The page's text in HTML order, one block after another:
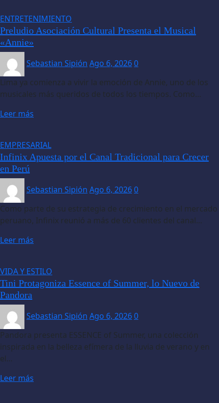
ENTRETENIMIENTO
Preludio Asociación Cultural Presenta el Musical
«Annie»
Sebastian Sipión Ago 6, 20260
Lima ya comienza a vivir la emoción de Annie, uno de los
musicales más queridos de todos los tiempos. Como…
Leer más
EMPRESARIAL
Infinix Apuesta por el Canal Tradicional para Crecer
en Perú
Sebastian Sipión Ago 6, 20260
Como parte de su estrategia de crecimiento en el mercado
peruano, Infinix reunió a más de 60 clientes del canal…
Leer más
VIDA Y ESTILO
Tini Protagoniza Essence of Summer, lo Nuevo de
Pandora
Sebastian Sipión Ago 6, 20260
Pandora presenta ESSENCE of Summer, una colección
inspirada en la belleza efímera de la lluvia de verano y en
el…
Leer más